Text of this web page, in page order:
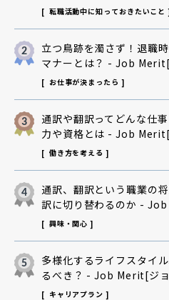
転職活動中に知っておきたいこと
立つ鳥跡を濁さず！退職
マナーとは？ - Job
お仕事が決まったら
通訳や翻訳ってどんな仕
力や資格とは - Job
働き方を考える
通訳、翻訳という職業の
訳に切り替わるのか -
興味・関心
多様化するライフスタイ
るべき？ - Job Merit[ジ
キャリアプラン